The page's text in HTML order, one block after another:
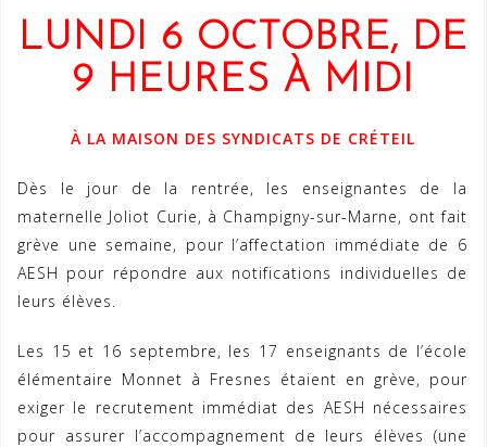
LUNDI 6 OCTOBRE, DE
9 HEURES À MIDI
À LA MAISON DES SYNDICATS DE CRÉTEIL
Dès le jour de la rentrée, les enseignantes de la
maternelle Joliot Curie, à Champigny-sur-Marne, ont fait
grève une semaine, pour l’affectation immédiate de 6
AESH pour répondre aux notifications individuelles de
leurs élèves.
Les 15 et 16 septembre, les 17 enseignants de l’école
élémentaire Monnet à Fresnes étaient en grève, pour
exiger le recrutement immédiat des AESH nécessaires
pour assurer l’accompagnement de leurs élèves (une